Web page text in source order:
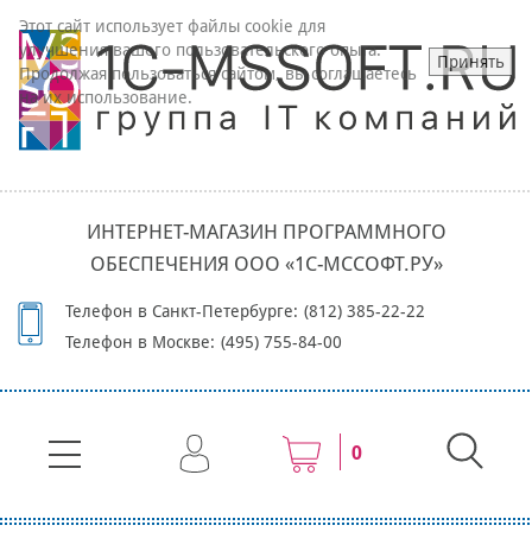
ИНТЕРНЕТ-МАГАЗИН ПРОГРАММНОГО
ОБЕСПЕЧЕНИЯ ООО «1С-МССОФТ.РУ»
Телефон в Санкт-Петербурге: (812) 385-22-22
Телефон в Москве: (495) 755-84-00
0
Этот сайт использует файлы cookie для
улучшения вашего пользовательского опыта.
Продолжая пользоваться сайтом, вы соглашаетесь
на их использование.
Принять